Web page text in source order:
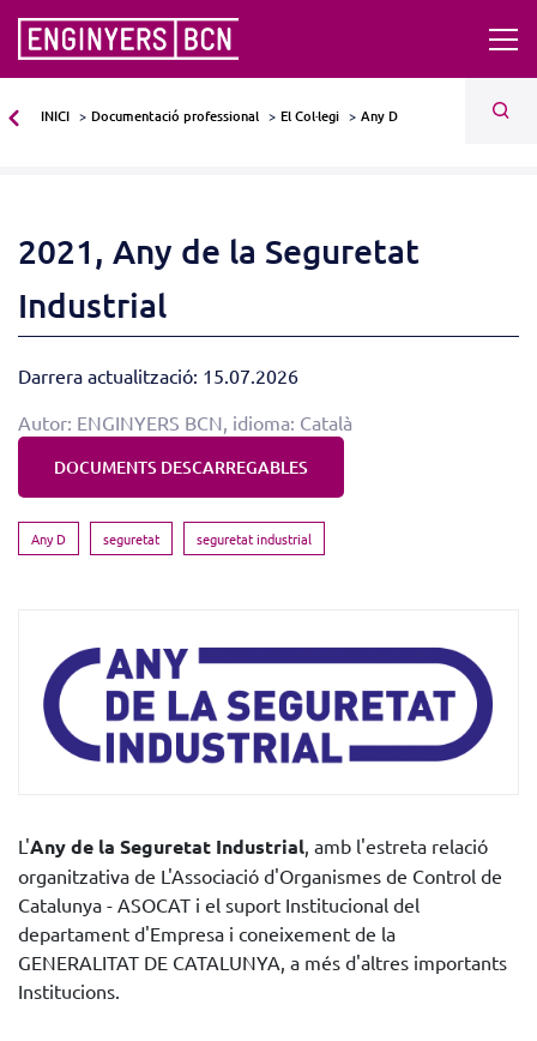
INICI Documentació professional El Col·legi Any D
2021, Any de la Seguretat
Industrial
Darrera actualització: 15.07.2026
Autor: ENGINYERS BCN, idioma: Català
DOCUMENTS DESCARREGABLES
Any D seguretat seguretat industrial
L'Any de la Seguretat Industrial , amb l'estreta relació
organitzativa de L'Associació d'Organismes de Control de
Catalunya - ASOCAT i el suport Institucional del
departament d'Empresa i coneixement de la
GENERALITAT DE CATALUNYA, a més d'altres importants
Institucions.